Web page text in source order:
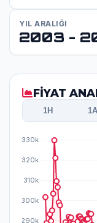
YIL ARALIĞI
2003 -
FİYAT
1H 1A